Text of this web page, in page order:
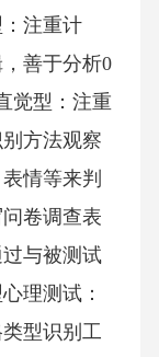
注重计
善于分析0
觉型：注重
方法观察
情等来判
卷调查表
与被测试
理测试：
型识别工